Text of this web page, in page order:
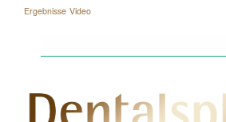
Ergebnisse Video